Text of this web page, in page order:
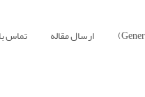
ارسال مقاله تماس